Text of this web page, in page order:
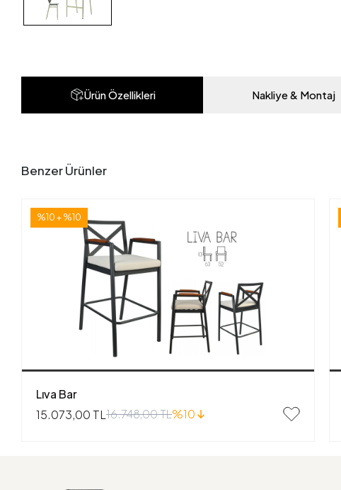
Ürün Özellikleri Nakliye & Montaj
Benzer Ürünler
%10 + %10
Lıva Bar
15.073,00 TL16.748,00 TL%10